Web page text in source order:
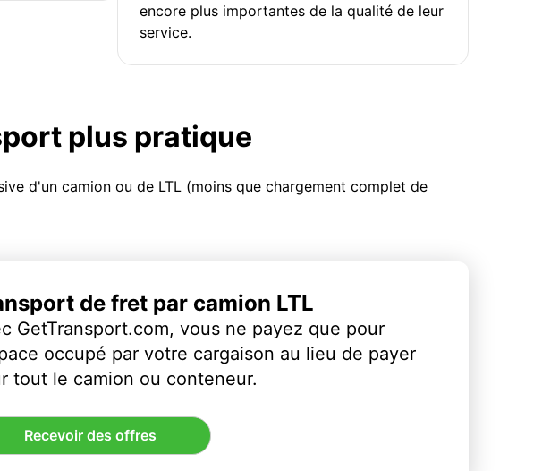
encore plus importantes de la qualité de leur
service.
plus pratique
d'un camion ou de LTL (moins que chargement complet de
de fret par camion LTL
GetTransport.com, vous ne payez que pour
occupé par votre cargaison au lieu de payer
tout le camion ou conteneur.
Recevoir des offres